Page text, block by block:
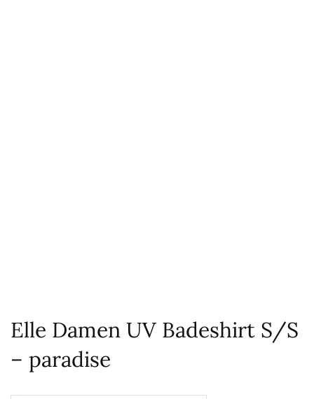
Elle Damen UV Badeshirt S/S
– paradise